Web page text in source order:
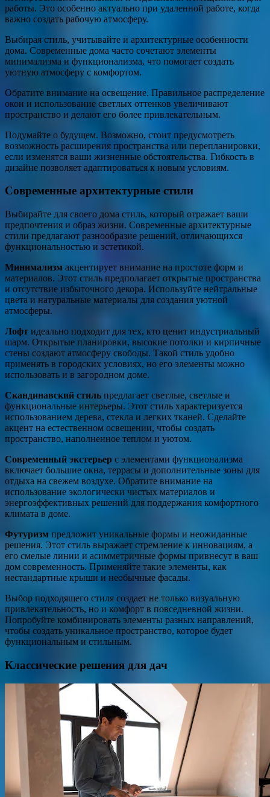
работы. Это особенно актуально при удаленной работе, когда
важно создать рабочую атмосферу.
Выбирая стиль, учитывайте и архитектурные особенности
дома. Современные дома часто сочетают элементы
минимализма и функционализма, что помогает создать
уютную атмосферу с комфортом.
Обратите внимание на освещение. Правильное распределение
окон и использование светлых оттенков увеличивают
пространство и делают его более привлекательным.
Подумайте о будущем. Возможно, стоит предусмотреть
возможность расширения пространства или перепланировки,
если изменятся ваши жизненные обстоятельства. Гибкость в
дизайне позволяет адаптироваться к новым условиям.
Современные архитектурные стили
Выбирайте для своего дома стиль, который отражает ваши
предпочтения и образ жизни. Современные архитектурные
стили предлагают разнообразие решений, отличающихся
функциональностью и эстетикой.
Минимализм акцентирует внимание на простоте форм и
материалов. Этот стиль предполагает открытые пространства
и отсутствие избыточного декора. Используйте нейтральные
цвета и натуральные материалы для создания уютной
атмосферы.
Лофт идеально подходит для тех, кто ценит индустриальный
шарм. Открытые планировки, высокие потолки и кирпичные
стены создают атмосферу свободы. Такой стиль удобно
применять в городских условиях, но его элементы можно
использовать и в загородном доме.
Скандинавский стиль предлагает светлые, светлые и
функциональные интерьеры. Этот стиль характеризуется
использованием дерева, стекла и легких тканей. Сделайте
акцент на естественном освещении, чтобы создать
пространство, наполненное теплом и уютом.
Современный экстерьер с элементами функционализма
включает большие окна, террасы и дополнительные зоны для
отдыха на свежем воздухе. Обратите внимание на
использование экологически чистых материалов и
энергоэффективных решений для поддержания комфортного
климата в доме.
Футуризм предложит уникальные формы и неожиданные
решения. Этот стиль выражает стремление к инновациям, а
его смелые линии и асимметричные формы привнесут в ваш
дом современность. Применяйте такие элементы, как
нестандартные крыши и необычные фасады.
Выбор подходящего стиля создает не только визуальную
привлекательность, но и комфорт в повседневной жизни.
Попробуйте комбинировать элементы разных направлений,
чтобы создать уникальное пространство, которое будет
функциональным и стильным.
Классические решения для дач